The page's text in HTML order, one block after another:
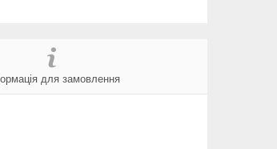
для замовлення